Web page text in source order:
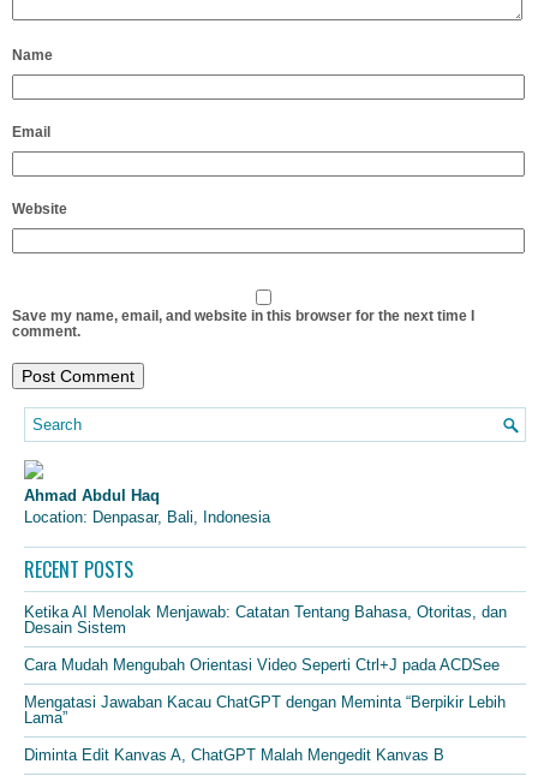
Name
Email
Website
Save my name, email, and website in this browser for the next time I
comment.
Ahmad Abdul Haq
Location: Denpasar, Bali, Indonesia
RECENT POSTS
Ketika AI Menolak Menjawab: Catatan Tentang Bahasa, Otoritas, dan
Desain Sistem
Cara Mudah Mengubah Orientasi Video Seperti Ctrl+J pada ACDSee
Mengatasi Jawaban Kacau ChatGPT dengan Meminta “Berpikir Lebih
Lama”
Diminta Edit Kanvas A, ChatGPT Malah Mengedit Kanvas B